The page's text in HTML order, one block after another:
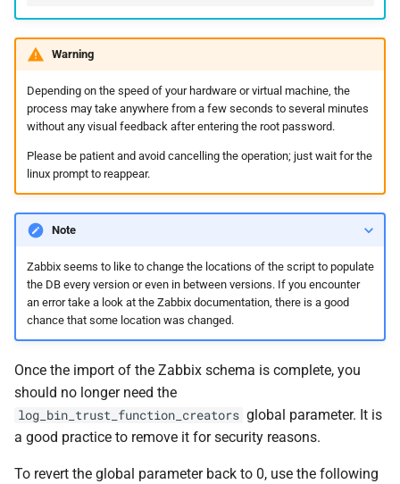
Warning
Depending on the speed of your hardware or virtual machine, the
process may take anywhere from a few seconds to several minutes
without any visual feedback after entering the root password.
Please be patient and avoid cancelling the operation; just wait for the
linux prompt to reappear.
Note
Zabbix seems to like to change the locations of the script to populate
the DB every version or even in between versions. If you encounter
an error take a look at the Zabbix documentation, there is a good
chance that some location was changed.
Once the import of the Zabbix schema is complete, you
should no longer need the
log_bin_trust_function_creators global parameter. It is
a good practice to remove it for security reasons.
To revert the global parameter back to 0, use the following